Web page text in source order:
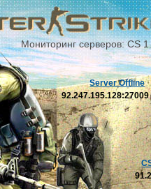
Мониторинг серверов: CS
Server Offline
92.247.195.128:27009